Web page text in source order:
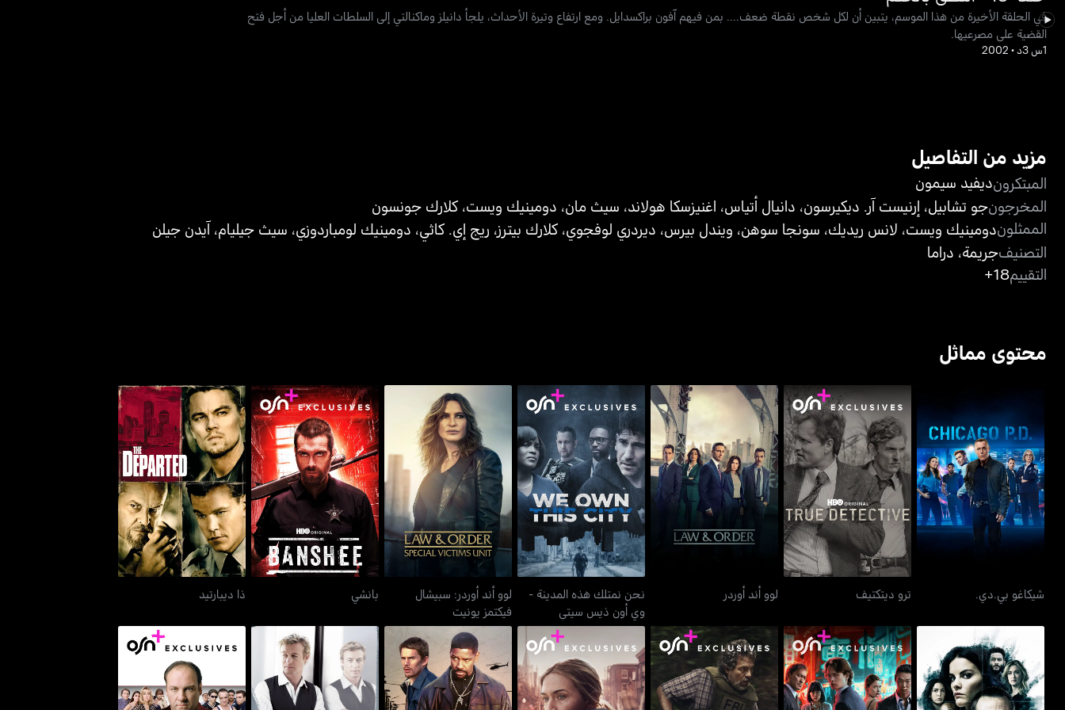
في الحلقة الأخيرة من هذا الموسم، يتبين أن لكل شخص نقطة ضعف.... بمن فيهم آفون براكسدايل. ومع ارتفاع وتيرة الأحداث، يلجأ دانيلز وماكنالتي إلى السلطات العليا من أجل فتح
القضية على مصرعيها.
1س 3د •
2002
مزيد من التفاصيل
المبتكرونديفيد سيمون
المخرجونجو تشابيل، إرنيست آر. ديكيرسون، دانيال أتياس، اغنيزسكا هولاند، سيث مان، دومينيك ويست، كلارك جونسون
الممثلوندومينيك ويست، لانس ريديك، سونجا سوهن، ويندل بيرس، ديردري لوفجوي، كلارك بيترز، ريج إي. كاثي، دومينيك لومباردوزي، سيث جيليام،آيدن جيلن
التصنيفجريمة، دراما
التقييم18+
محتوى مماثل
شيكاغو بي.دي.
شيكاغو بي.دي.
ترو ديتكتيف
ترو ديتكتيف
لوو أند أوردر
لوو أند أوردر
نحن نمتلك هذه المدينة -
وي أون ذيس سيتي
نحن نمتلك هذه المدينة -
وي أون ذيس سيتي
لوو أند أوردر: سبيشال
فيكتمز يونيت
لوو أند أوردر: سبيشال
فيكتمز يونيت
بانشي
بانشي
ذا ديبارتيد
ذا ديبارتيد